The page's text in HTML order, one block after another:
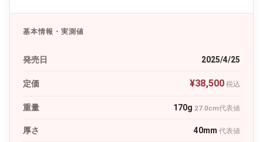
基本情報・実測値
発売日 2025/4/25
定価 ¥38,500 税込
重量 170g 27.0cm代表値
厚さ 40mm 代表値